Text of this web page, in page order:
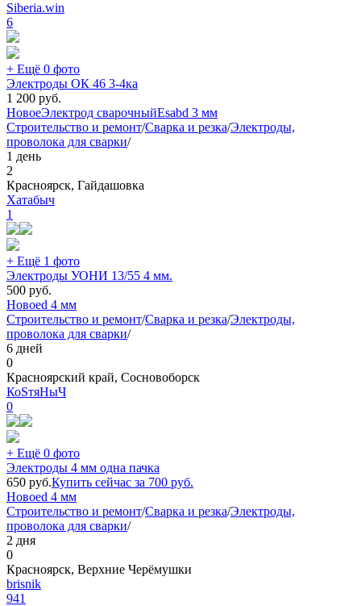
Siberia.win
6
+ Ещё 0 фото
Электроды ОК 46 3-4ка
1 200 руб.
НовоеЭлектрод сварочныйEsabd 3 мм
Строительство и ремонт/Сварка и резка/Электроды,
проволока для сварки/
1 день
2
Красноярск, Гайдашовка
Хатабыч
1
+ Ещё 1 фото
Электроды УОНИ 13/55 4 мм.
500 руб.
Новоеd 4 мм
Строительство и ремонт/Сварка и резка/Электроды,
проволока для сварки/
6 дней
0
Красноярский край, Сосновоборск
КоSтяНыЧ
0
+ Ещё 0 фото
Электроды 4 мм одна пачка
650 руб.Купить сейчас за 700 руб.
Новоеd 4 мм
Строительство и ремонт/Сварка и резка/Электроды,
проволока для сварки/
2 дня
0
Красноярск, Верхние Черёмушки
brisnik
941